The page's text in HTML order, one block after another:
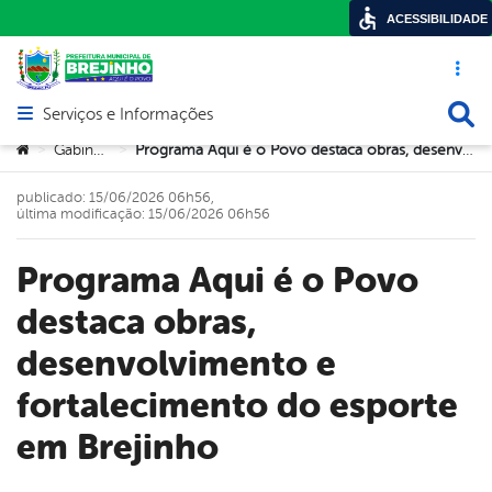
Acesso
Abrir menu principal de navegação
Serviços e Informações
Você está aqui:
> Gabinete > Programa Aqui é o Povo destaca obras, desenvolvimento e fortalecimento do esporte em Brejinho
Programa Aqui é o Povo
destaca obras,
desenvolvimento e
fortalecimento do esporte
em Brejinho
publicado: 15/06/2026 06h56,
última modificação: 15/06/2026 06h56
ACESSIBILIDADE